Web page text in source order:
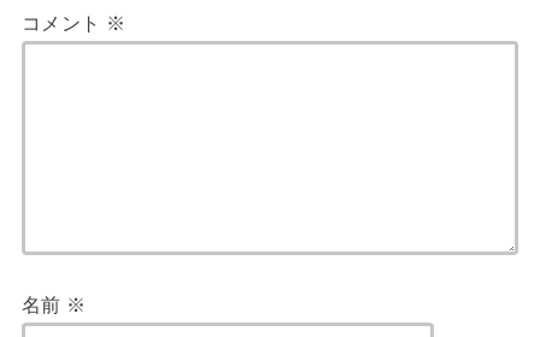
コメント ※
名前 ※